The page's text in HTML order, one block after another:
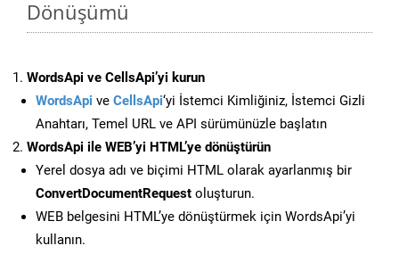
Dönüşümü
WordsApi ve CellsApi’yi kurun
WordsApi ve CellsApi‘yi İstemci Kimliğiniz, İstemci Gizli
Anahtarı, Temel URL ve API sürümünüzle başlatın
WordsApi ile WEB’yi HTML’ye dönüştürün
Yerel dosya adı ve biçimi HTML olarak ayarlanmış bir
ConvertDocumentRequest oluşturun.
WEB belgesini HTML’ye dönüştürmek için WordsApi’yi
kullanın.